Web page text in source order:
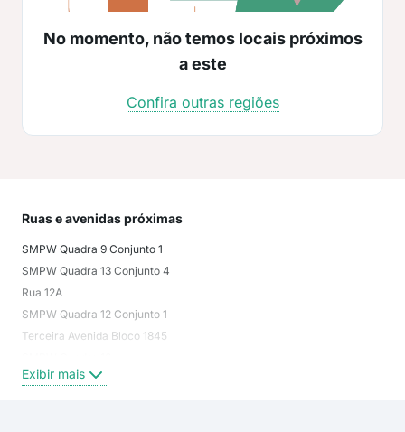
No momento, não temos locais próximos
a este
Confira outras regiões
Ruas e avenidas próximas
SMPW Quadra 9 Conjunto 1
SMPW Quadra 13 Conjunto 4
Rua 12A
SMPW Quadra 12 Conjunto 1
Terceira Avenida Bloco 1845
Rua 3A
Exibir mais